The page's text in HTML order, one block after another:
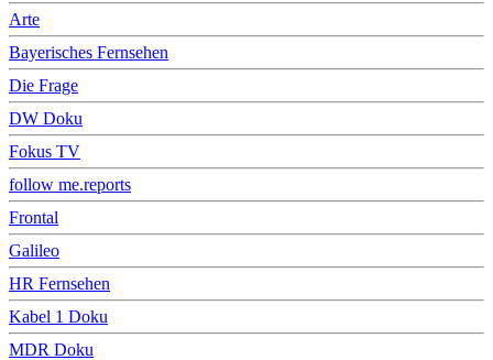
Arte
Bayerisches Fernsehen
Die Frage
DW Doku
Fokus TV
follow me.reports
Frontal
Galileo
HR Fernsehen
Kabel 1 Doku
MDR Doku